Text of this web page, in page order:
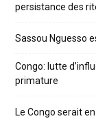
persistance des
Sassou Nguesso
Congo: lutte
primature
Le Congo serait